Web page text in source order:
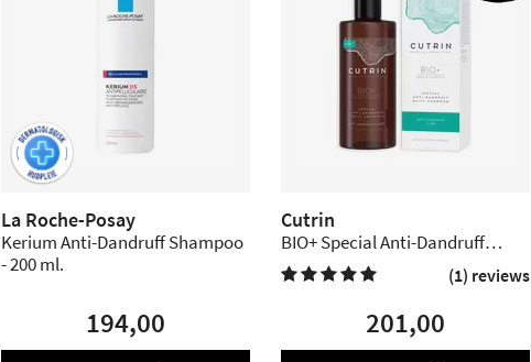
La Roche-Posay
Kerium Anti-Dandruff Shampoo
- 200 ml.
194,00
Cutrin
BIO+ Special Anti-Dandruff
Shampoo - 250 ml.
 (1) reviews
201,00